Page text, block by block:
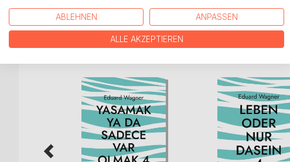
WEITERE TITEL BEIBoD
ABLEHNEN ANPASSEN
ALLE AKZEPTIEREN